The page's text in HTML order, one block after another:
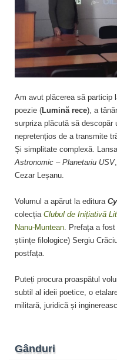
Am avut plăcerea să particip
poezie (Lumină rece), a
surpriza plăcută să descopăr
nepretențios de a transmite
Și simplitate complexă.
Astronomic – Planetariu USV
Cezar Leșanu.
Volumul a apărut la editura
colecția Clubul de Inițiativă
Nanu-Muntean. Prefața a
științe filologice) Sergiu
postfața.
Puteți procura proaspătul
subtil al ideii poetice, o
militară, juridică și
Gânduri